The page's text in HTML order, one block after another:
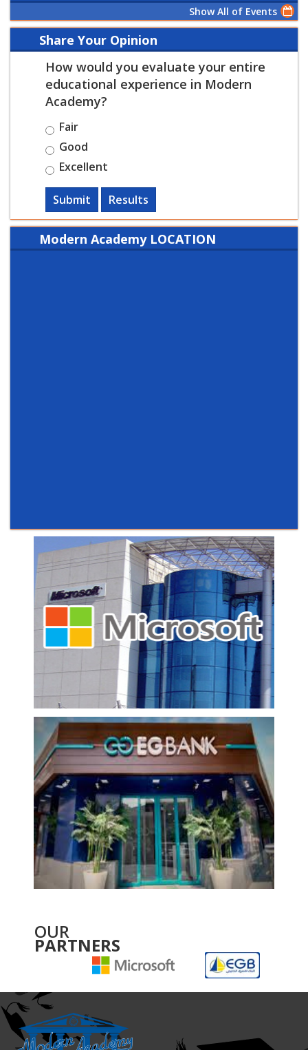
Show All of Events
Share Your Opinion
How would you evaluate your entire
educational experience in Modern
Academy?
Fair
Good
Excellent
Submit Results
Modern Academy LOCATION
OUR
PARTNERS